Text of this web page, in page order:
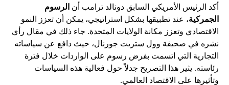
أكد الرئيس الأمريكي السابق دونالد ترامب أن الرسوم
الجمركية، عند تطبيقها بشكل استراتيجي، يمكن أن تعزز النمو
الاقتصادي وتعزز مكانة الولايات المتحدة. جاء ذلك في مقال رأي
نشره في صحيفة وول ستريت جورنال، حيث دافع عن سياساته
التجارية التي اتسمت بفرض رسوم على الواردات خلال فترة
رئاسته. يثير هذا التصريح جدلاً حول فعالية هذه السياسات
وتأثيرها على الاقتصاد العالمي.